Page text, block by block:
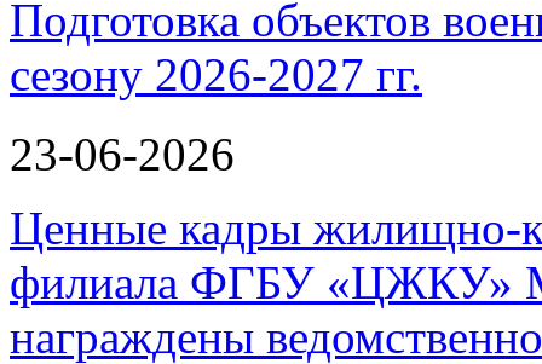
Подготовка объектов
сезону 2026-2027 гг.
23-06-2026
Ценные кадры жилищно-
филиала ФГБУ «ЦЖКУ»
награждены